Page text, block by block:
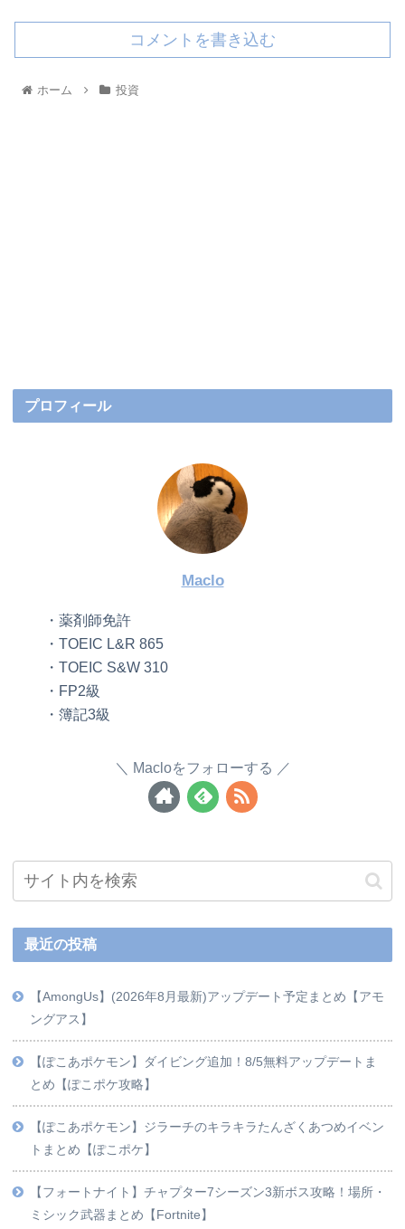
コメントを書き込む
ホーム 投資
プロフィール
Maclo
・薬剤師免許
・TOEIC L&R 865
・TOEIC S&W 310
・FP2級
・簿記3級
Macloをフォローする
最近の投稿
【AmongUs】(2026年8月最新)アップデート予定まとめ【アモ
ングアス】
【ぽこあポケモン】ダイビング追加！8/5無料アップデートま
とめ【ぽこポケ攻略】
【ぽこあポケモン】ジラーチのキラキラたんざくあつめイベン
トまとめ【ぽこポケ】
【フォートナイト】チャプター7シーズン3新ボス攻略！場所・
ミシック武器まとめ【Fortnite】